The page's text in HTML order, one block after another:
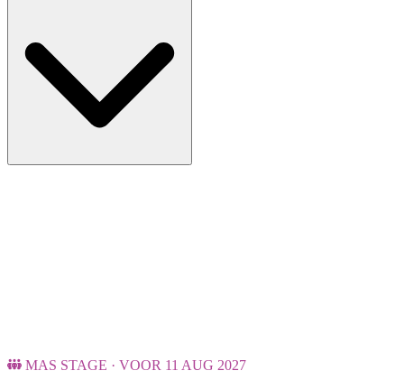
MAS STAGE · VOOR 11 AUG 2027